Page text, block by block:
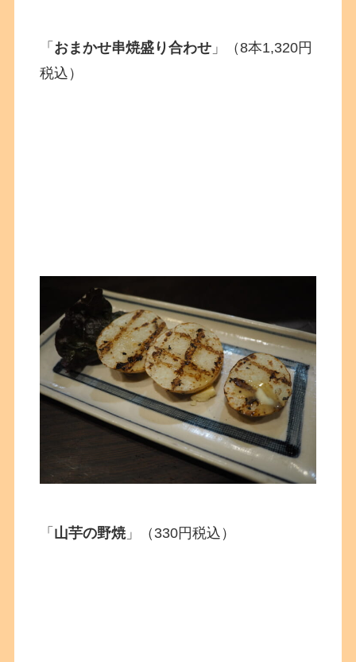
「 おまかせ串焼盛り合わせ 」（8本1,320円
税込）
「 山芋の野焼 」（330円税込）